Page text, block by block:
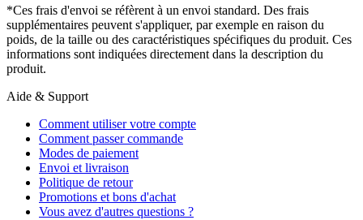
*Ces frais d'envoi se réfèrent à un envoi standard. Des frais
supplémentaires peuvent s'appliquer, par exemple en raison du
poids, de la taille ou des caractéristiques spécifiques du produit. Ces
informations sont indiquées directement dans la description du
produit.
Aide & Support
Comment utiliser votre compte
Comment passer commande
Modes de paiement
Envoi et livraison
Politique de retour
Promotions et bons d'achat
Vous avez d'autres questions ?